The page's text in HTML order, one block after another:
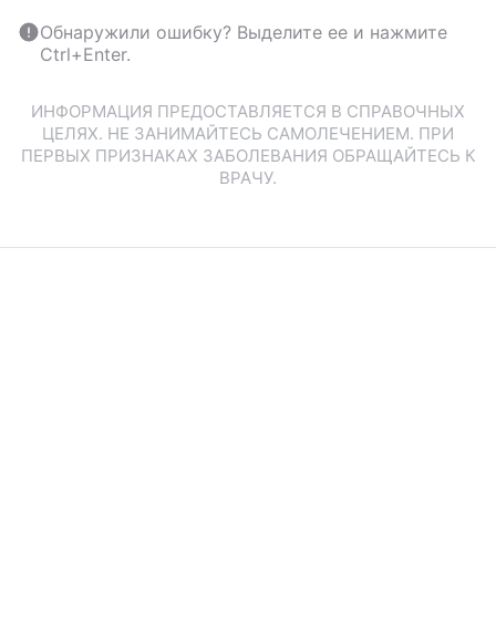
Обнаружили ошибку? Выделите ее и нажмите
Ctrl+Enter.
ИНФОРМАЦИЯ ПРЕДОСТАВЛЯЕТСЯ В СПРАВОЧНЫХ
ЦЕЛЯХ. НЕ ЗАНИМАЙТЕСЬ САМОЛЕЧЕНИЕМ. ПРИ
ПЕРВЫХ ПРИЗНАКАХ ЗАБОЛЕВАНИЯ ОБРАЩАЙТЕСЬ К
ВРАЧУ.